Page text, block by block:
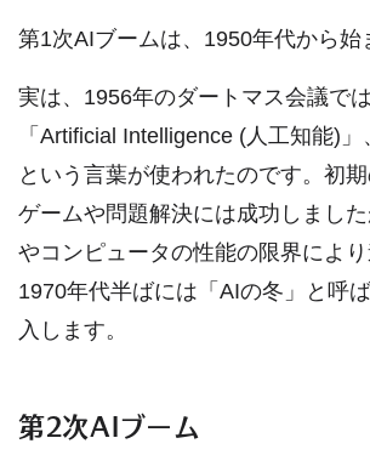
第1次AIブームは、1950年代から始
実は、1956年のダートマス会議で
「Artificial Intelligence (人工知能)」
という言葉が使われたのです。初
ゲームや問題解決には成功しまし
やコンピュータの性能の限界により
1970年代半ばには「AIの冬」と呼
入します。
第2次AIブーム